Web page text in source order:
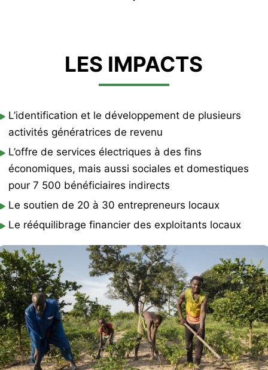
LES IMPACTS
L’identification et le développement de plusieurs
activités génératrices de revenu
L’offre de services électriques à des fins
économiques, mais aussi sociales et domestiques
pour 7 500 bénéficiaires indirects
Le soutien de 20 à 30 entrepreneurs locaux
Le rééquilibrage financier des exploitants locaux